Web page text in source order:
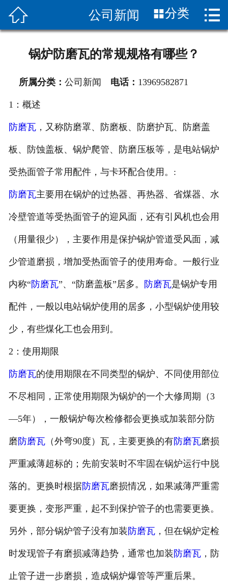
 首页
应用案列
联系我们
 公司新闻 分类 
锅炉防磨瓦的常规规格有哪些？
所属分类： 公司新闻 电话： 13969582871
1：概述
防磨瓦，又称防磨罩、防磨板、防磨护瓦、防磨盖
板、防蚀盖板、锅炉爬管、防磨压板等，是电站锅炉
受热面管子常用配件，与卡环配合使用。:
防磨瓦主要用在锅炉的过热器、再热器、省煤器、水
冷壁管道等受热面管子的迎风面，还有引风机也会用
（用量很少），主要作用是保护锅炉管道受风面，减
少管道磨损，增加受热面管子的使用寿命。一般行业
内称“防磨瓦”、“防磨盖板”居多。 防磨瓦是锅炉专用
配件，一般以电站锅炉使用的居多，小型锅炉使用较
少，有些煤化工也会用到。
2：使用期限
防磨瓦的使用期限在不同类型的锅炉、不同使用部位
不尽相同，正常使用期限为锅炉的一个大修周期（3
—5年），一般锅炉每次检修都会更换或加装部分防
磨 防磨瓦（外弯90度）瓦，主要更换的有防磨瓦磨损
严重减薄超标的；先前安装时不牢固在锅炉运行中脱
落的。更换时根据防磨瓦磨损情况，如果减薄严重需
要更换，变形严重，起不到保护管子的也需要更换。
另外，部分锅炉管子没有加装 防磨瓦，但在锅炉定检
时发现管子有磨损减薄趋势，通常也加装 防磨瓦，防
止管子进一步磨损，造成锅炉爆管等严重后果。